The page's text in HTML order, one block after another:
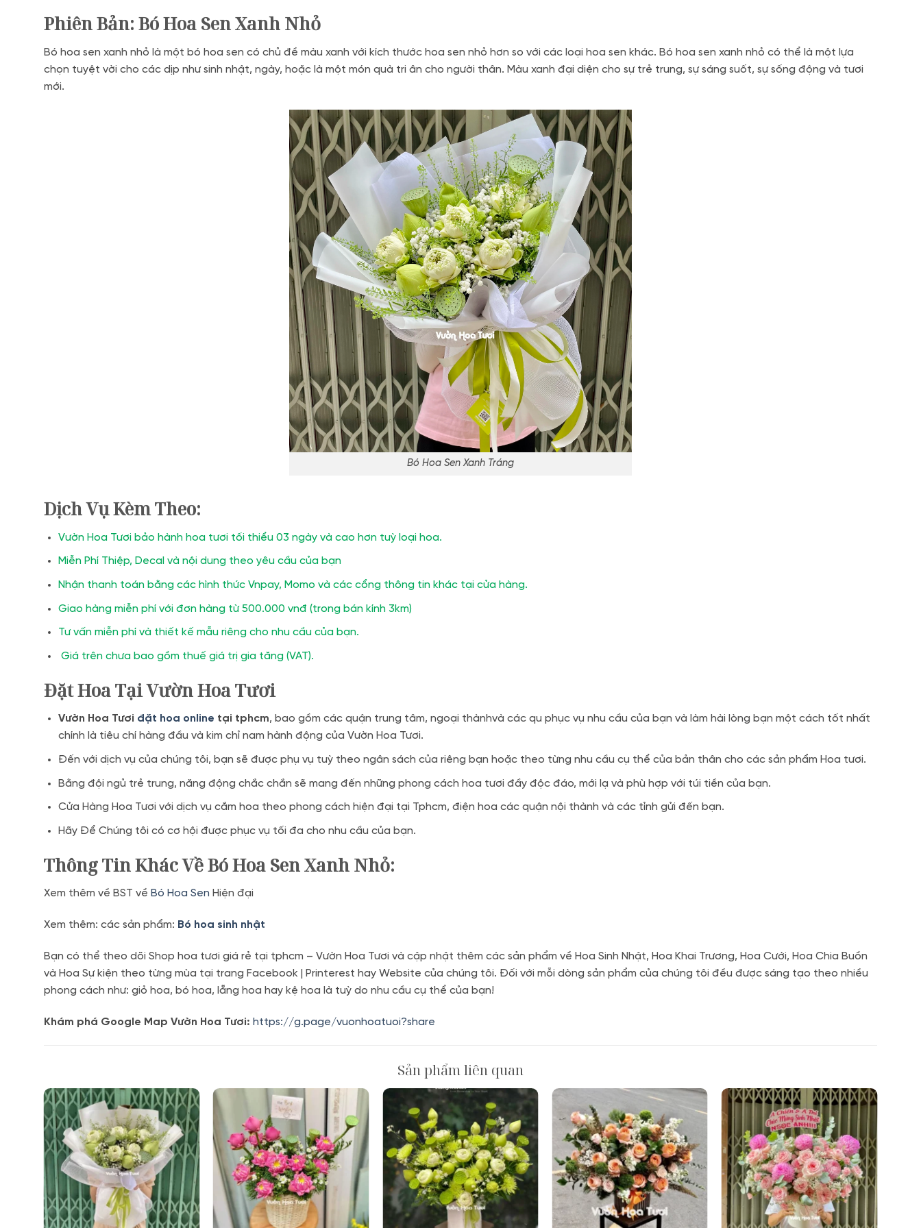
Phiên Bản: Bó Hoa Sen Xanh Nhỏ
Bó hoa sen xanh nhỏ là một bó hoa sen có chủ đề màu xanh với kích thước hoa sen nhỏ hơn so với các loại hoa sen khác. Bó hoa sen xanh nhỏ có thể là một lựa
chọn tuyệt vời cho các dịp như sinh nhật, ngày, hoặc là một món quà tri ân cho người thân. Màu xanh đại diện cho sự trẻ trung, sự sáng suốt, sự sống động và tươi
mới.
Bó Hoa Sen Xanh Tráng
Dịch Vụ Kèm Theo:
Vườn Hoa Tươi bảo hành hoa tươi tối thiểu 03 ngày và cao hơn tuỳ loại hoa.
Miễn Phí Thiệp, Decal và nội dung theo yêu cầu của bạn
Nhận thanh toán bằng các hình thức Vnpay, Momo và các cổng thông tin khác tại cửa hàng.
Giao hàng miễn phí với đơn hàng từ 500.000 vnđ (trong bán kính 3km)
Tư vấn miễn phí và thiết kế mẫu riêng cho nhu cầu của bạn.
Giá trên chưa bao gồm thuế giá trị gia tăng (VAT).
Đặt Hoa Tại Vườn Hoa Tươi
Vườn Hoa Tươi đặt hoa online tại tphcm, bao gồm các quận trung tâm, ngoại thànhvà các qu phục vụ nhu cầu của bạn và làm hài lòng bạn một cách tốt nhất
chính là tiêu chí hàng đầu và kim chỉ nam hành động của Vườn Hoa Tươi.
Đến với dịch vụ của chúng tôi, bạn sẽ được phụ vụ tuỳ theo ngân sách của riêng bạn hoặc theo từng nhu cầu cụ thể của bản thân cho các sản phẩm Hoa tươi.
Bằng đội ngủ trẻ trung, năng động chắc chắn sẽ mang đến những phong cách hoa tươi đầy độc đáo, mới lạ và phù hợp với túi tiền của bạn.
Cửa Hàng Hoa Tươi với dịch vụ cắm hoa theo phong cách hiện đại tại Tphcm, điện hoa các quận nội thành và các tỉnh gửi đến bạn.
Hãy Để Chúng tôi có cơ hội được phục vụ tối đa cho nhu cầu của bạn.
Thông Tin Khác Về Bó Hoa Sen Xanh Nhỏ:
Xem thêm về BST về Bó Hoa Sen Hiện đại
Xem thêm: các sản phẩm: Bó hoa sinh nhật
Bạn có thể theo dõi Shop hoa tươi giá rẻ tại tphcm – Vườn Hoa Tươi và cập nhật thêm các sản phẩm về Hoa Sinh Nhật, Hoa Khai Trương, Hoa Cưới, Hoa Chia Buồn
và Hoa Sự kiện theo từng mùa tại trang Facebook | Printerest hay Website của chúng tôi. Đối với mỗi dòng sản phẩm của chúng tôi đều được sáng tạo theo nhiều
phong cách như: giỏ hoa, bó hoa, lẵng hoa hay kệ hoa là tuỳ do nhu cầu cụ thể của bạn!
Khám phá Google Map Vườn Hoa Tươi: https://g.page/vuonhoatuoi?share
Sản phẩm liên quan